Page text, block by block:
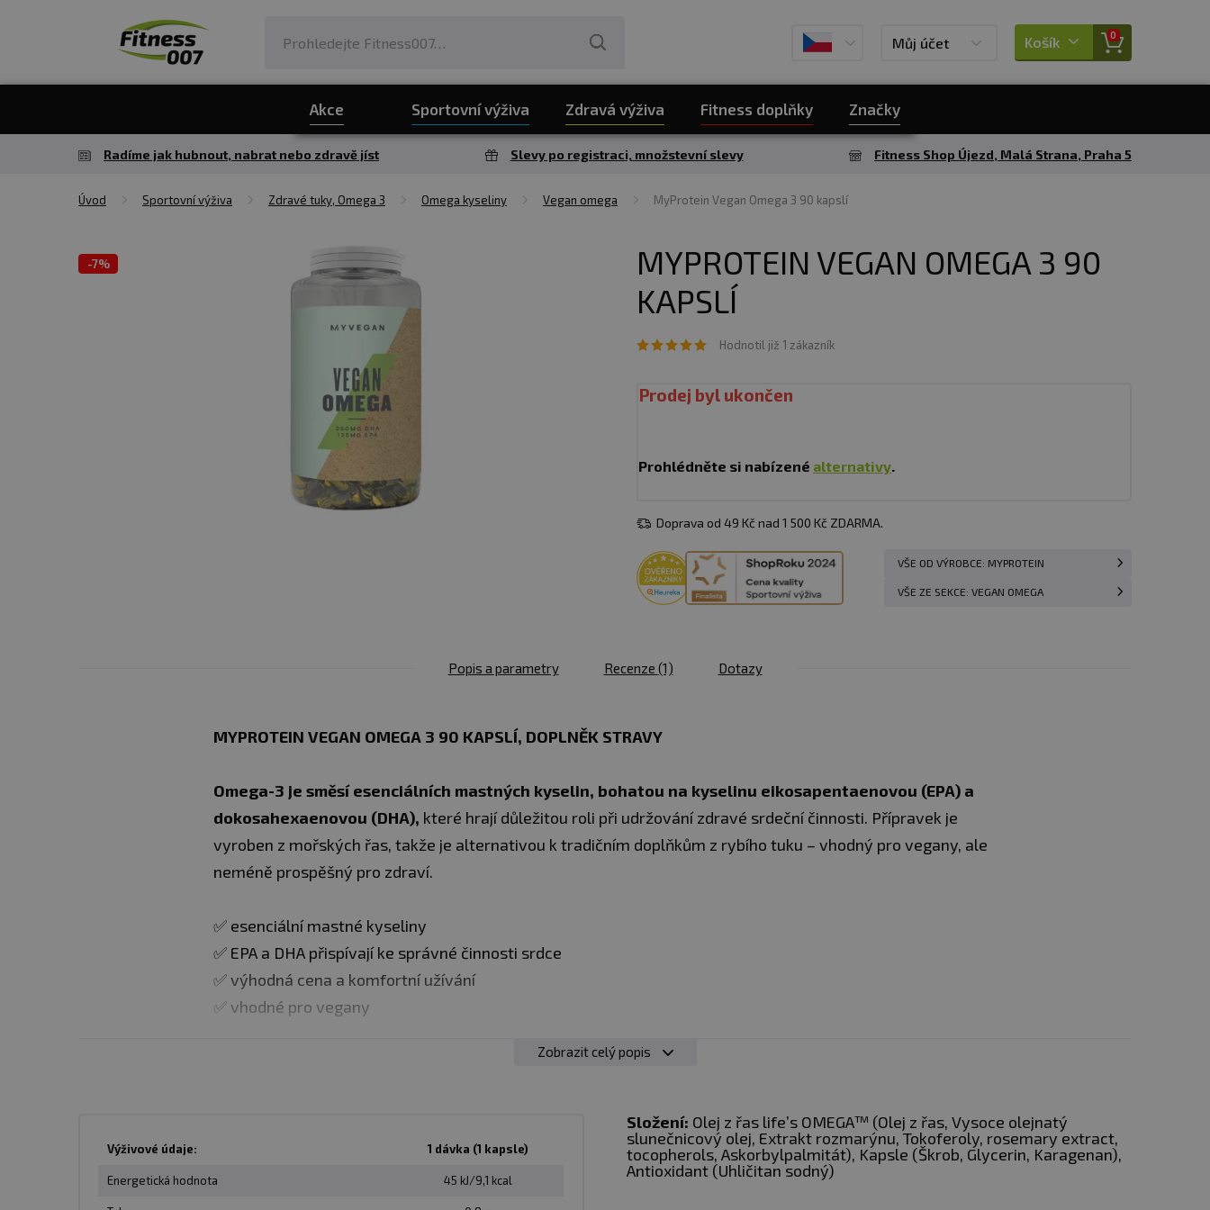
Můj účet Košík 0
Akce Sportovní výživa Zdravá výživa Fitness doplňky Značky
Radíme jak hubnout, nabrat nebo zdravě jíst Slevy po registraci, množstevní slevy Fitness Shop Újezd, Malá Strana, Praha 5
Úvod Sportovní výživa Zdravé tuky, Omega 3 Omega kyseliny Vegan omega MyProtein Vegan Omega 3 90 kapslí
-7%
MYPROTEIN VEGAN OMEGA 3 90
KAPSLÍ
Hodnotil již 1 zákazník
Prodej byl ukončen
Prohlédněte si nabízené alternativy.
Doprava od 49 Kč nad 1 500 Kč ZDARMA.
VŠE OD VÝROBCE: MYPROTEIN
VŠE ZE SEKCE: VEGAN OMEGA
Popis a parametry Recenze (1) Dotazy
MYPROTEIN VEGAN OMEGA 3 90 KAPSLÍ, DOPLNĚK STRAVY
Omega-3 je směsí esenciálních mastných kyselin, bohatou na kyselinu eikosapentaenovou (EPA) a
dokosahexaenovou (DHA), které hrají důležitou roli při udržování zdravé srdeční činnosti. Přípravek je
vyroben z mořských řas, takže je alternativou k tradičním doplňkům z rybího tuku – vhodný pro vegany, ale
neméně prospěšný pro zdraví.
✅ esenciální mastné kyseliny
✅ EPA a DHA přispívají ke správné činnosti srdce
✅ výhodná cena a komfortní užívání
✅ vhodné pro vegany
Zobrazit celý popis
Výživové údaje: 1 dávka (1 kapsle)
Energetická hodnota 45 kJ/9,1 kcal
Složení: Olej z řas life’s OMEGA™ (Olej z řas, Vysoce olejnatý
slunečnicový olej, Extrakt rozmarýnu, Tokoferoly, rosemary extract,
tocopherols, Askorbylpalmitát), Kapsle (Škrob, Glycerin, Karagenan),
Antioxidant (Uhličitan sodný)